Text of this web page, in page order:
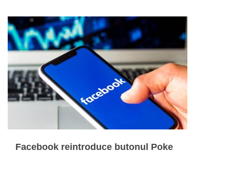
Facebook reintroduce butonul Poke